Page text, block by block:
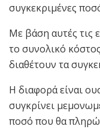
συγκεκριμένες
Με βάση αυτές τις
το συνολικό
διαθέτουν τα
Η διαφορά είναι
συγκρίνει
ποσό που θα